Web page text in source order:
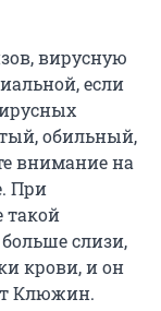
вирусную
если
обильный,
внимание на
При
такой
слизи,
крови, и он
Клюжин.